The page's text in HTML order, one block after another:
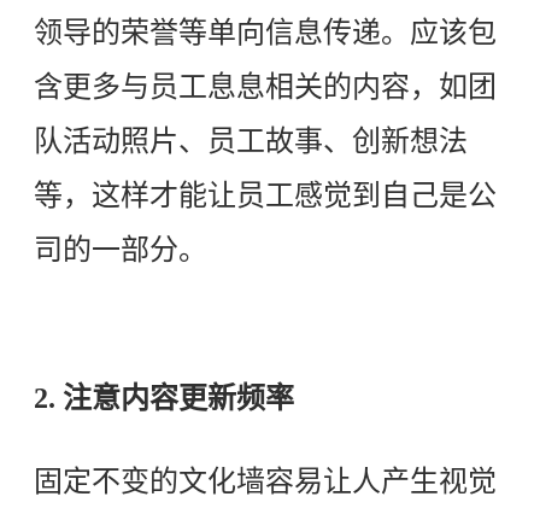
领导的荣誉等单向信息传递。应该包
含更多与员工息息相关的内容，如团
队活动照片、员工故事、创新想法
等，这样才能让员工感觉到自己是公
司的一部分。
2. 注意内容更新频率
固定不变的文化墙容易让人产生视觉